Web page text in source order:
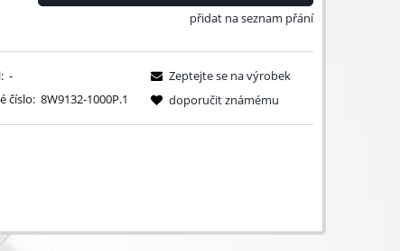
přidat na seznam přání
-
číslo: 8W9132-1000P.1
Zeptejte se na výrobek
doporučit známému